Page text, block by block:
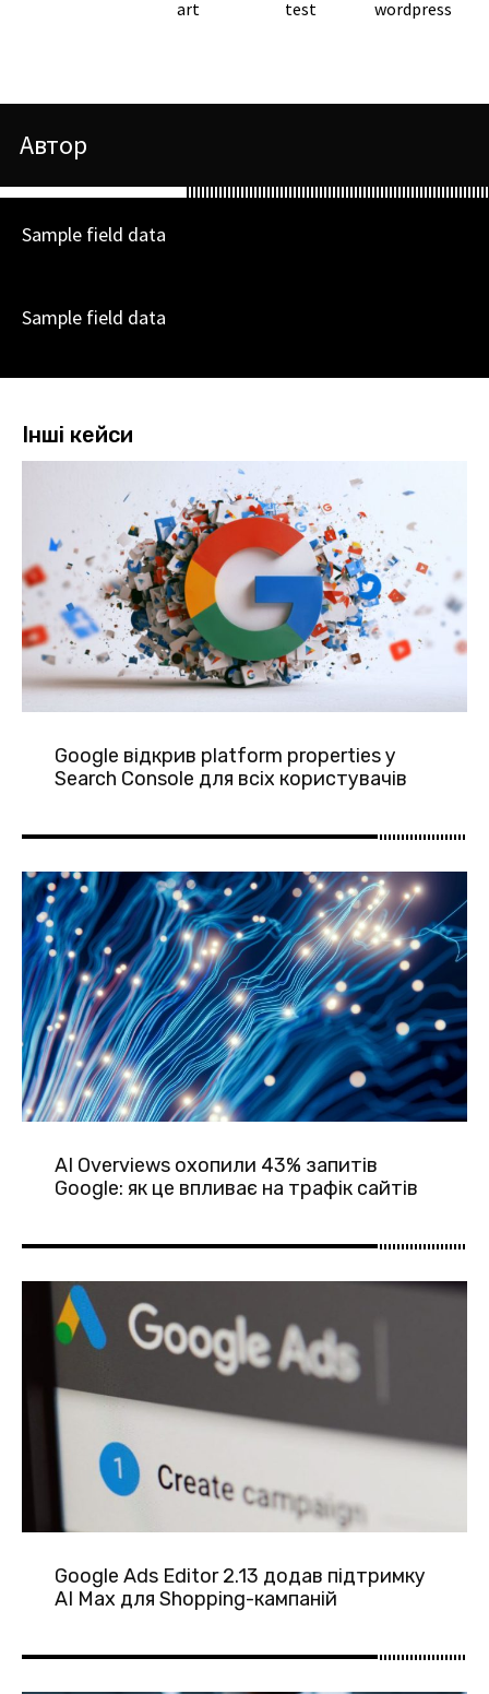
art test wordpress
Автор
Sample field data
Sample field data
Інші кейси
Google відкрив platform properties у
Search Console для всіх користувачів
AI Overviews охопили 43% запитів
Google: як це впливає на трафік сайтів
Google Ads Editor 2.13 додав підтримку
AI Max для Shopping-кампаній